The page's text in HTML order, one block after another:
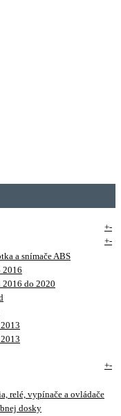
+-
+-
a snímače ABS
2016
2016 do 2020
+-
relé, vypínače a ovládače
dosky